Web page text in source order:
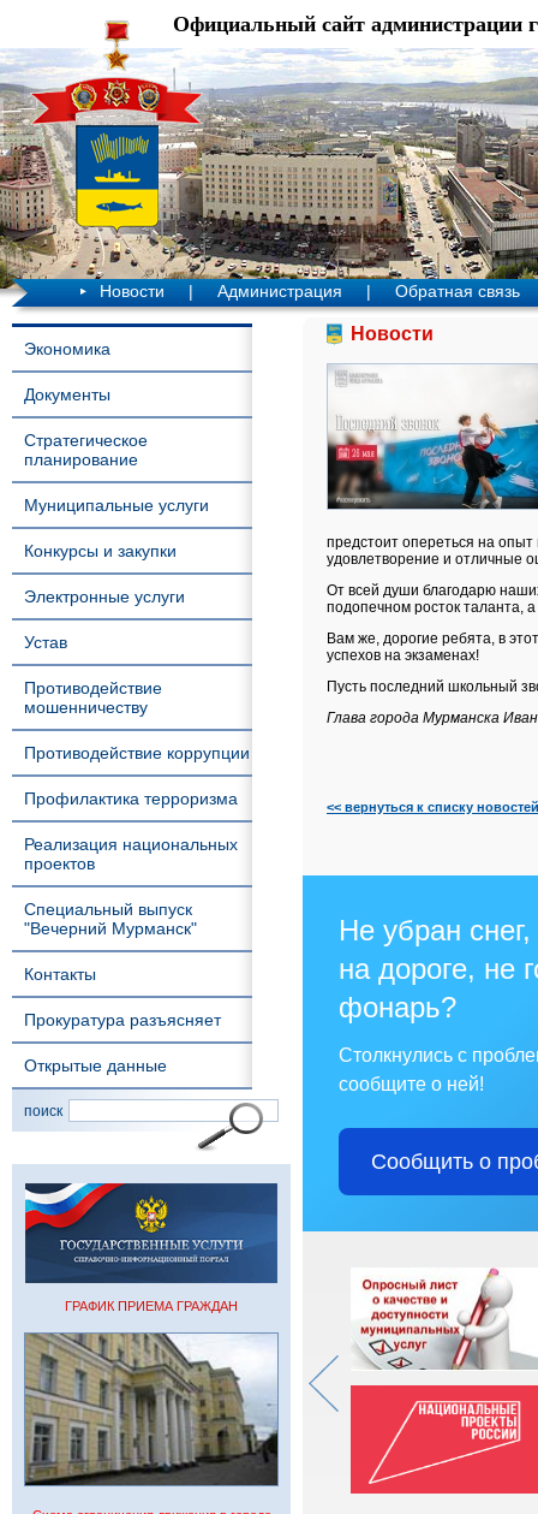
Официальный сайт администрации
Новости | Администрация | Обратная связь
Экономика
Документы
Стратегическое
планирование
Муниципальные услуги
Конкурсы и закупки
Электронные услуги
Устав
Противодействие
мошенничеству
Противодействие коррупции
Профилактика терроризма
Реализация национальных
проектов
Специальный выпуск
"Вечерний Мурманск"
Контакты
Прокуратура разъясняет
Открытые данные
поиск
ГРАФИК ПРИЕМА ГРАЖДАН
Новости
предстоит опереться на опыт
удовлетворение и отличные
От всей души благодарю
подопечном росток таланта,
Вам же, дорогие ребята, в
успехов на экзаменах!
Пусть последний школьный
Глава города Мурманска
<< вернуться к списку новостей
Не убран
на дороге, не
фонарь?
Столкнулись с
сообщите о ней!
Сообщить о